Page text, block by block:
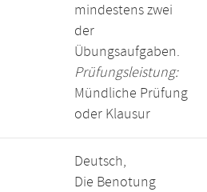
mindestens zwei
der
Übungsaufgaben.
Prüfungsleistung:
Mündliche Prüfung
oder Klausur
Deutsch,
Die Benotung